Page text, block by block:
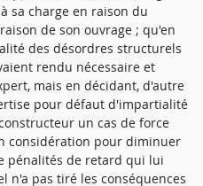
sa charge en raison du
de son ouvrage ; qu'en
des désordres structurels
rendu nécessaire et
mais en décidant, d'autre
pour défaut d'impartialité
un cas de force
considération pour diminuer
pénalités de retard qui lui
n'a pas tiré les conséquences